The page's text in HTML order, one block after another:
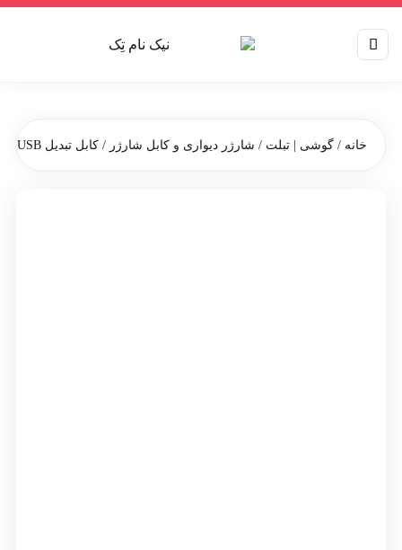
خانه / گوشی | تبلت / شارژر دیواری و کابل شارژر / کابل تبدیل USB به تایپ سی به طول 25 سانتی متر بروفون مدل BX32